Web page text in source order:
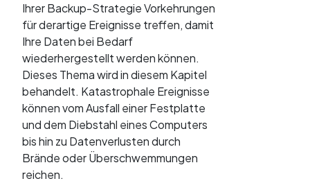
Ihrer Backup-Strategie Vorkehrungen
für derartige Ereignisse treffen, damit
Ihre Daten bei Bedarf
wiederhergestellt werden können.
Dieses Thema wird in diesem Kapitel
behandelt. Katastrophale Ereignisse
können vom Ausfall einer Festplatte
und dem Diebstahl eines Computers
bis hin zu Datenverlusten durch
Brände oder Überschwemmungen
reichen.